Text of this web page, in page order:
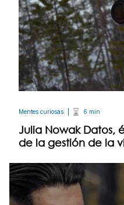
Mentes curiosas 6 min
Julia Nowak Datos,
de la gestión de la